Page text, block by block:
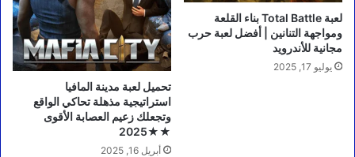
لعبة Total Battle بناء القلعة
ومواجهة التنانين | أفضل لعبة حرب
مجانية للأندرويد
يوليو 17, 2025
استراتيجية مذهلة تحاكي الواقع
وتجعلك زعيم العصابة الأقوى
★2025★
أبريل 16, 2025